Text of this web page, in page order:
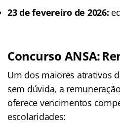
23 de fevereiro de 2026:
Concurso ANSA:
Um dos maiores atrativos
sem dúvida, a
oferece vencimentos
escolaridades: